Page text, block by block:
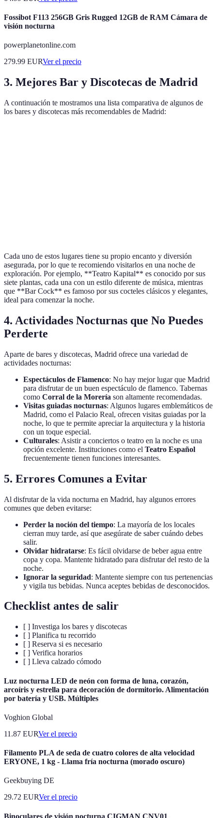
Fossibot F113 256GB Gris Rugged 12GB de RAM Cámara de
visión nocturna
powerplanetonline.com
279.99 EURVer el precio
3. Mejores Bar y Discotecas de Madrid
A continuación te mostramos una lista comparativa de algunos de
los bares y discotecas más recomendables de Madrid:
Cada uno de estos lugares tiene su propio encanto y diversión
asegurada, por lo que te recomiendo visitarlos en una noche de
exploración. Por ejemplo, **Teatro Kapital** es conocido por sus
siete plantas, cada una con un estilo diferente de música, mientras
que **Bar Cock** es famoso por sus cocteles clásicos y elegantes,
ideal para comenzar la noche.
4. Actividades Nocturnas que No Puedes
Perderte
Aparte de bares y discotecas, Madrid ofrece una variedad de
actividades nocturnas:
Espectáculos de Flamenco: No hay mejor lugar que Madrid
para disfrutar de un buen espectáculo de flamenco. Tabernas
como Corral de la Morería son altamente recomendadas.
Visitas guiadas nocturnas: Algunos lugares emblemáticos de
Madrid, como el Palacio Real, ofrecen visitas guiadas por la
noche, lo que te permite apreciar la arquitectura y la historia
con un toque especial.
Culturales: Asistir a conciertos o teatro en la noche es una
opción excelente. Instituciones como el Teatro Español
frecuentemente tienen funciones interesantes.
5. Errores Comunes a Evitar
Al disfrutar de la vida nocturna en Madrid, hay algunos errores
comunes que deben evitarse:
Perder la noción del tiempo: La mayoría de los locales
cierran muy tarde, así que asegúrate de saber cuándo debes
salir.
Olvidar hidratarse: Es fácil olvidarse de beber agua entre
copa y copa. Mantente hidratado para disfrutar del resto de la
noche.
Ignorar la seguridad: Mantente siempre con tus pertenencias
y vigila tus bebidas. Nunca aceptes bebidas de desconocidos.
Checklist antes de salir
[ ] Investiga los bares y discotecas
[ ] Planifica tu recorrido
[ ] Reserva si es necesario
[ ] Verifica horarios
[ ] Lleva calzado cómodo
Luz nocturna LED de neón con forma de luna, corazón,
arcoíris y estrella para decoración de dormitorio. Alimentación
por batería y USB. Múltiples
Voghion Global
11.87 EURVer el precio
Filamento PLA de seda de cuatro colores de alta velocidad
ERYONE, 1 kg - Llama fría nocturna (morado oscuro)
Geekbuying DE
29.72 EURVer el precio
Binoculares de visión nocturna CIGMAN CNV01